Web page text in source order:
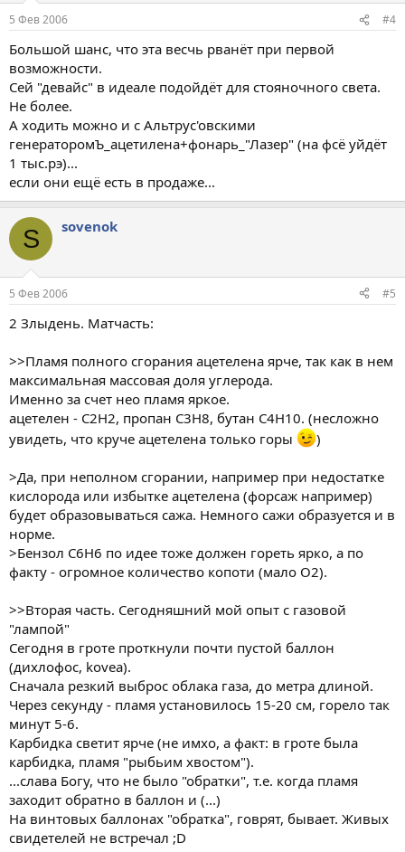
5 Фев 2006 #4
Большой шанс, что эта весчь рванёт при первой
возможности.
Сей "девайс" в идеале подойдёт для стояночного света.
Не более.
А ходить можно и с Альтрус'овскими
генераторомЪ_ацетилена+фонарь_"Лазер" (на фсё уйдёт
1 тыс.рэ)...
если они ещё есть в продаже...
S sovenok
5 Фев 2006 #5
2 Злыдень. Матчасть:
>>Пламя полного сгорания ацетелена ярче, так как в нем
максимальная массовая доля углерода.
Именно за счет нео пламя яркое.
ацетелен - С2Н2, пропан С3Н8, бутан С4Н10. (несложно
увидеть, что круче ацетелена только горы
)
>Да, при неполном сгорании, например при недостатке
кислорода или избытке ацетелена (форсаж например)
будет образовываться сажа. Немного сажи образуется и в
норме.
>Бензол С6Н6 по идее тоже должен гореть ярко, а по
факту - огромное количество копоти (мало О2).
>>Вторая часть. Сегодняшний мой опыт с газовой
"лампой"
Сегодня в гроте проткнули почти пустой баллон
(дихлофос, kovea).
Сначала резкий выброс облака газа, до метра длиной.
Через секунду - пламя установилось 15-20 см, горело так
минут 5-6.
Карбидка светит ярче (не имхо, а факт: в гроте была
карбидка, пламя "рыбьим хвостом").
...слава Богу, что не было "обратки", т.е. когда пламя
заходит обратно в баллон и (...)
На винтовых баллонах "обратка", говрят, бывает. Живых
свидетелей не встречал ;D